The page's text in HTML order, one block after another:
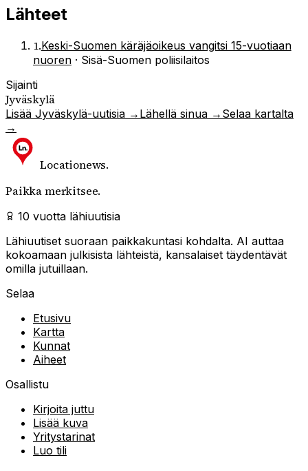
Lähteet
1.Keski-Suomen käräjäoikeus vangitsi 15-vuotiaan
nuoren · Sisä-Suomen poliisilaitos
Sijainti
Jyväskylä
Lisää Jyväskylä-uutisia → Lähellä sinua → Selaa kartalta
→
Locationews.
Paikka merkitsee.
10 vuotta lähiuutisia
Lähiuutiset suoraan paikkakuntasi kohdalta. AI auttaa
kokoamaan julkisista lähteistä, kansalaiset täydentävät
omilla jutuillaan.
Selaa
Etusivu
Kartta
Kunnat
Aiheet
Osallistu
Kirjoita juttu
Lisää kuva
Yritystarinat
Luo tili